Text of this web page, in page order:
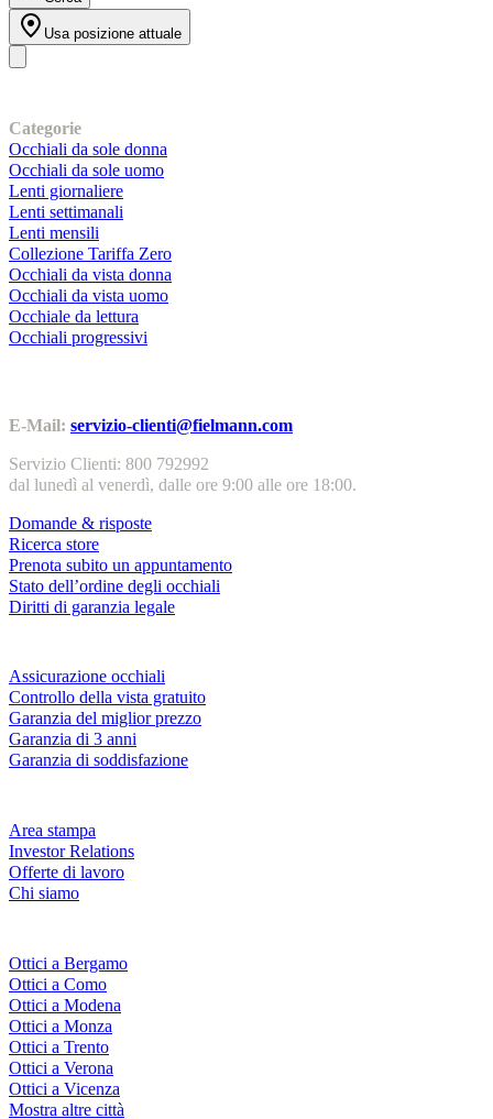
Usa posizione attuale
Categorie
Occhiali da sole donna
Occhiali da sole uomo
Lenti giornaliere
Lenti settimanali
Lenti mensili
Collezione Tariffa Zero
Occhiali da vista donna
Occhiali da vista uomo
Occhiale da lettura
Occhiali progressivi
E-Mail: servizio-clienti@fielmann.com
Servizio Clienti: 800 792992
dal lunedì al venerdì, dalle ore 9:00 alle ore 18:00.
Domande & risposte
Ricerca store
Prenota subito un appuntamento
Stato dell’ordine degli occhiali
Diritti di garanzia legale
Assicurazione occhiali
Controllo della vista gratuito
Garanzia del miglior prezzo
Garanzia di 3 anni
Garanzia di soddisfazione
Area stampa
Investor Relations
Offerte di lavoro
Chi siamo
Ottici a Bergamo
Ottici a Como
Ottici a Modena
Ottici a Monza
Ottici a Trento
Ottici a Verona
Ottici a Vicenza
Mostra altre città